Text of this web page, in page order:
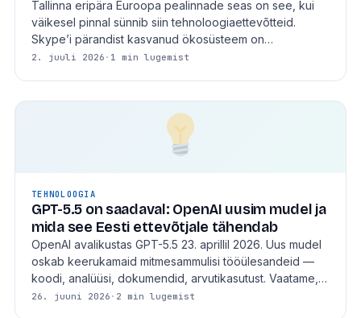
Tallinna eripära Euroopa pealinnade seas on see, kui
väikesel pinnal sünnib siin tehnoloogiaettevõtteid.
Skype’i pärandist kasvanud ökosüsteem on…
2. juuli 2026 · 1 min lugemist
TEHNOLOOGIA
GPT-5.5 on saadaval: OpenAI uusim mudel ja
mida see Eesti ettevõtjale tähendab
OpenAI avalikustas GPT-5.5 23. aprillil 2026. Uus mudel
oskab keerukamaid mitmesammulisi tööülesandeid —
koodi, analüüsi, dokumendid, arvutikasutust. Vaatame,…
26. juuni 2026 · 2 min lugemist